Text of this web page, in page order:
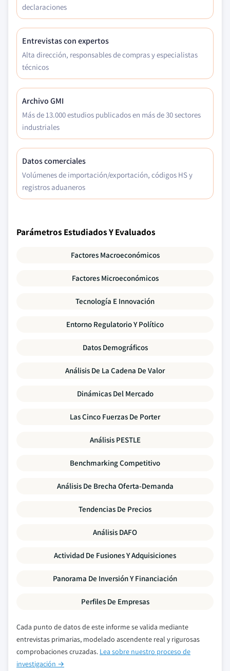
declaraciones
Entrevistas con expertos
Alta dirección, responsables de compras y especialistas
técnicos
Archivo GMI
Más de 13.000 estudios publicados en más de 30 sectores
industriales
Datos comerciales
Volúmenes de importación/exportación, códigos HS y
registros aduaneros
Parámetros Estudiados Y Evaluados
Factores Macroeconómicos
Factores Microeconómicos
Tecnología E Innovación
Entorno Regulatorio Y Político
Datos Demográficos
Análisis De La Cadena De Valor
Dinámicas Del Mercado
Las Cinco Fuerzas De Porter
Análisis PESTLE
Benchmarking Competitivo
Análisis De Brecha Oferta-Demanda
Tendencias De Precios
Análisis DAFO
Actividad De Fusiones Y Adquisiciones
Panorama De Inversión Y Financiación
Perfiles De Empresas
Cada punto de datos de este informe se valida mediante
entrevistas primarias, modelado ascendente real y rigurosas
comprobaciones cruzadas. Lea sobre nuestro proceso de
investigación →